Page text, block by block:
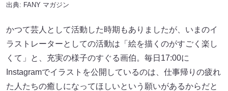
出典: FANY マガジン
かつて芸人として活動した時期もありましたが、いまのイ
ラストレーターとしての活動は「絵を描くのがすごく楽し
くて」と、充実の様子のすぐる画伯。毎日17:00に
Instagramでイラストを公開しているのは、仕事帰りの疲れ
た人たちの癒しになってほしいという願いがあるからだと